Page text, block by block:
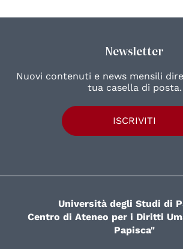
Newsletter
Nuovi contenuti e news mensili
tua casella di posta.
ISCRIVITI
Università degli Studi di
Centro di Ateneo per i Diritti
Papisca"